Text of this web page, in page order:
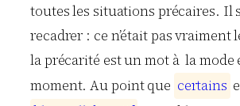
toutes les situations précaires. Il
recadrer : ce n’était pas vraiment
la précarité est un mot à la mode
moment. Au point que certains